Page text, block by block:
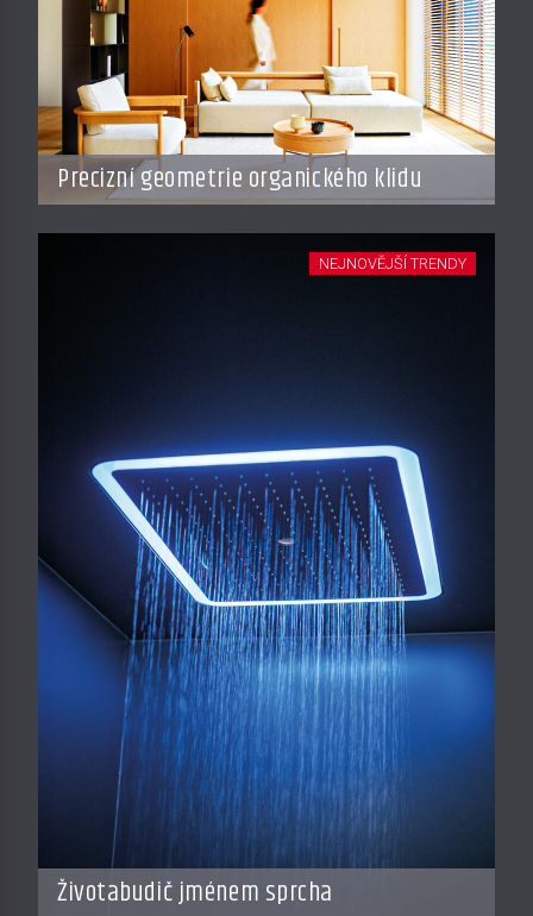
Precizní geometrie organického klidu
Životabudič jménem sprcha
NEJNOVĚJŠÍ TRENDY